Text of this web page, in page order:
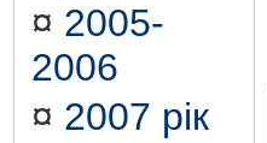
¤ 2005-
2006
¤ 2007 рік